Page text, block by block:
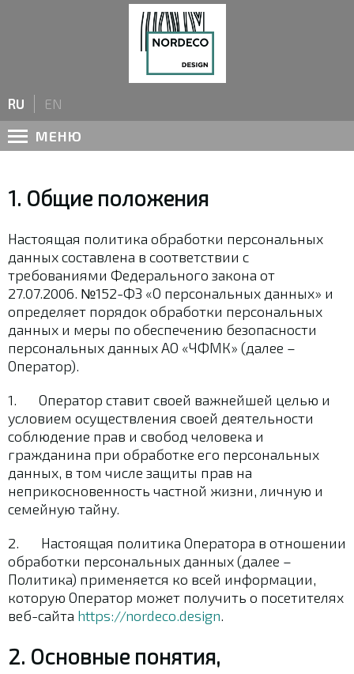
RU EN
МЕНЮ
1. Общие положения
Настоящая политика обработки персональных
данных составлена в соответствии с
требованиями Федерального закона от
27.07.2006. №152-ФЗ «О персональных данных» и
определяет порядок обработки персональных
данных и меры по обеспечению безопасности
персональных данных АО «ЧФМК» (далее –
Оператор).
1. Оператор ставит своей важнейшей целью и
условием осуществления своей деятельности
соблюдение прав и свобод человека и
гражданина при обработке его персональных
данных, в том числе защиты прав на
неприкосновенность частной жизни, личную и
семейную тайну.
2. Настоящая политика Оператора в отношении
обработки персональных данных (далее –
Политика) применяется ко всей информации,
которую Оператор может получить о посетителях
веб-сайта https://nordeco.design.
2. Основные понятия,
Форма сотрудничества
Частное лицо
Название компании
Город
Номер телефона *
Ваш E-mail
* отправляя данную форму, вы соглашаетесь сПолитикой
конфиденциальности